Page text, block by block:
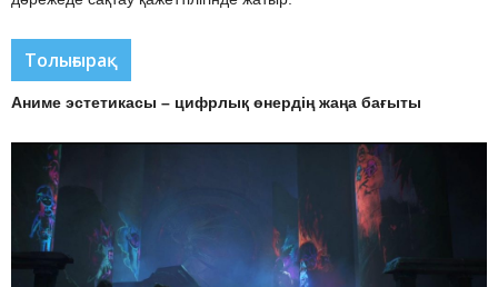
Толығырақ
Аниме эстетикасы – цифрлық өнердің жаңа бағыты